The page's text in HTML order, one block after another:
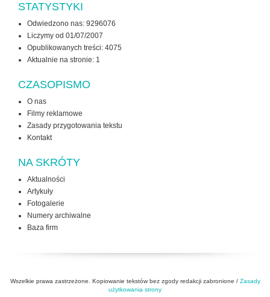
STATYSTYKI
Odwiedzono nas: 9296076
Liczymy od 01/07/2007
Opublikowanych treści: 4075
Aktualnie na stronie: 1
CZASOPISMO
O nas
Filmy reklamowe
Zasady przygotowania tekstu
Kontakt
NA SKRÓTY
Aktualności
Artykuły
Fotogalerie
Numery archiwalne
Baza firm
Wszelkie prawa zastrzeżone. Kopiowanie tekstów bez zgody redakcji zabronione / Zasady
użytkowania strony